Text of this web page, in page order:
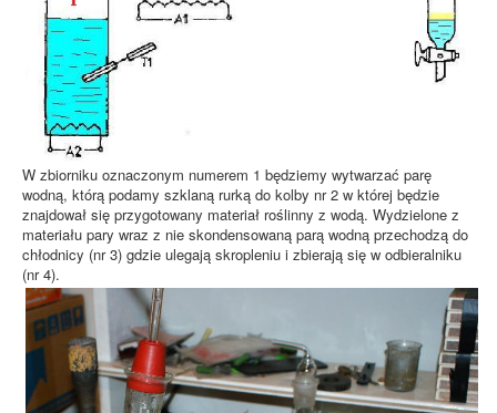
W zbiorniku oznaczonym numerem 1 będziemy wytwarzać parę
wodną, którą podamy szklaną rurką do kolby nr 2 w której będzie
znajdował się przygotowany materiał roślinny z wodą. Wydzielone z
materiału pary wraz z nie skondensowaną parą wodną przechodzą do
chłodnicy (nr 3) gdzie ulegają skropleniu i zbierają się w odbieralniku
(nr 4).